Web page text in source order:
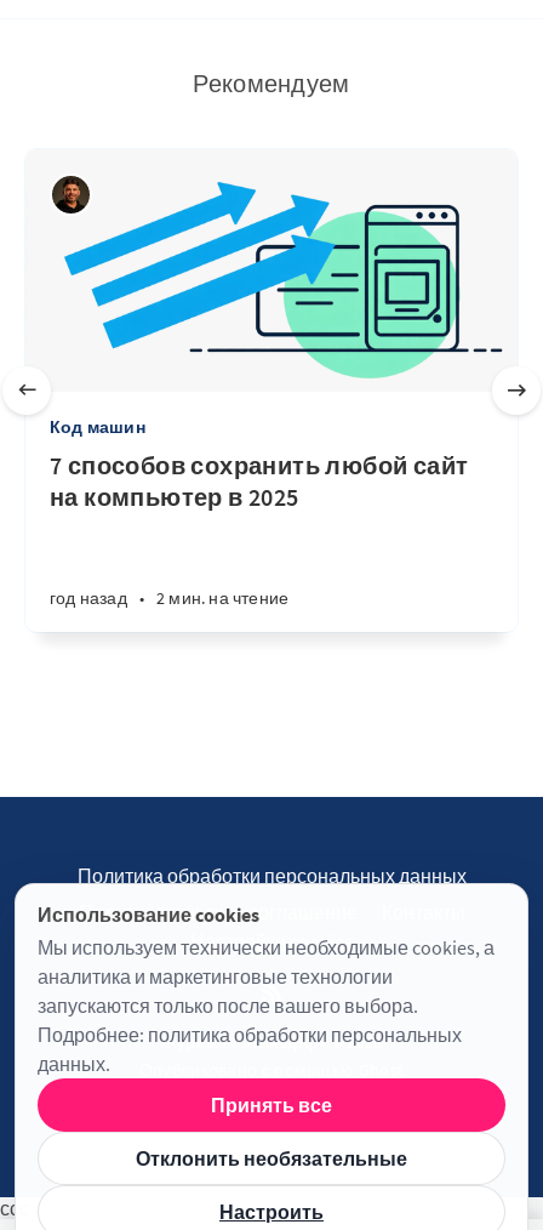
Рекомендуем
Код машин
7 способов сохранить любой сайт
на компьютер в 2025
год назад • 2 мин. на чтение
Использование cookies
Мы используем технически необходимые cookies, а
аналитика и маркетинговые технологии
запускаются только после вашего выбора.
Подробнее: политика обработки персональных
данных.
Принять все
Отклонить необязательные
Настроить
Политика обработки персональных данных
Пользовательское соглашение
Настройки cookies
Журнал «Отинофф» © 2026
Информация о лицензии JavaScript
ссс